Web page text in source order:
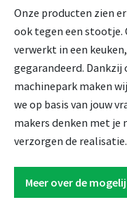
Onze producten zien
ook tegen een stootje.
verwerkt in een
gegarandeerd. Dankzij
machinepark maken
we op basis van jouw
makers denken met je
verzorgen de realisatie.
Meer over de